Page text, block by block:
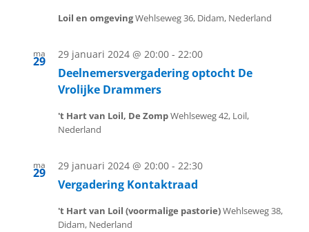
Loil en omgevingWehlseweg 36, Didam, Nederland
ma
29 29 januari 2024 @ 20:00 - 22:00
Deelnemersvergadering optocht De
Vrolijke Drammers
't Hart van Loil, De ZompWehlseweg 42, Loil,
Nederland
ma
29 29 januari 2024 @ 20:00 - 22:30
Vergadering Kontaktraad
't Hart van Loil (voormalige pastorie)Wehlseweg 38,
Didam, Nederland